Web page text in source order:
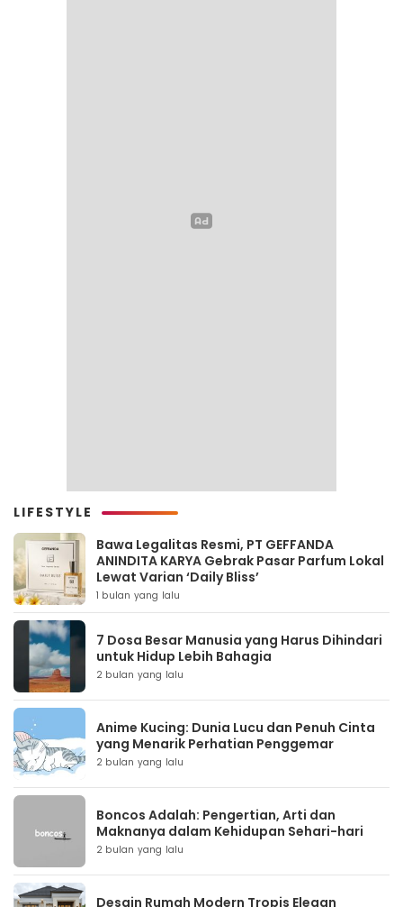
LIFESTYLE
Bawa Legalitas Resmi, PT GEFFANDA
ANINDITA KARYA Gebrak Pasar Parfum Lokal
Lewat Varian ‘Daily Bliss’
1 bulan yang lalu
7 Dosa Besar Manusia yang Harus Dihindari
untuk Hidup Lebih Bahagia
2 bulan yang lalu
Anime Kucing: Dunia Lucu dan Penuh Cinta
yang Menarik Perhatian Penggemar
2 bulan yang lalu
Boncos Adalah: Pengertian, Arti dan
Maknanya dalam Kehidupan Sehari-hari
2 bulan yang lalu
Desain Rumah Modern Tropis Elegan